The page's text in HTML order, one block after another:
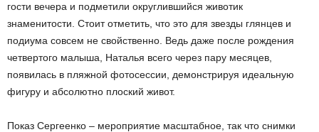
гости вечера и подметили округлившийся животик
знаменитости. Стоит отметить, что это для звезды глянцев и
подиума совсем не свойственно. Ведь даже после рождения
четвертого малыша, Наталья всего через пару месяцев,
появилась в пляжной фотосессии, демонстрируя идеальную
фигуру и абсолютно плоский живот.
Показ Сергеенко – мероприятие масштабное, так что снимки